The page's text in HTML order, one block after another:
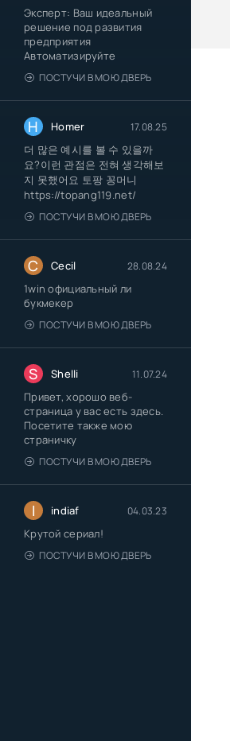
Эксперт: Ваш идеальный
решение под развития
предприятия
Автоматизируйте
ПОСТУЧИ В МОЮ ДВЕРЬ
H Homer 17.08.25
더 많은 예시를 볼 수 있을까
요?이런 관점은 전혀 생각해보
지 못했어요 토팡 꽁머니
https://topang119.net/
ПОСТУЧИ В МОЮ ДВЕРЬ
C Cecil 28.08.24
1win официальный ли
букмекер
ПОСТУЧИ В МОЮ ДВЕРЬ
S Shelli 11.07.24
Привет, хорошо веб-
страница у вас есть здесь.
Посетите также мою
страничку
ПОСТУЧИ В МОЮ ДВЕРЬ
I indiaf 04.03.23
Крутой сериал!
ПОСТУЧИ В МОЮ ДВЕРЬ